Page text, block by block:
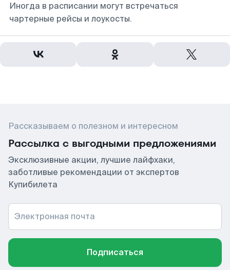
Иногда в расписании могут встречаться
чартерные рейсы и лоукосты.
Рассказываем о полезном и интересном
Рассылка с выгодными предложениями
Эксклюзивные акции, лучшие лайфхаки,
заботливые рекомендации от экспертов
Купибилета
Электронная почта
Подписаться